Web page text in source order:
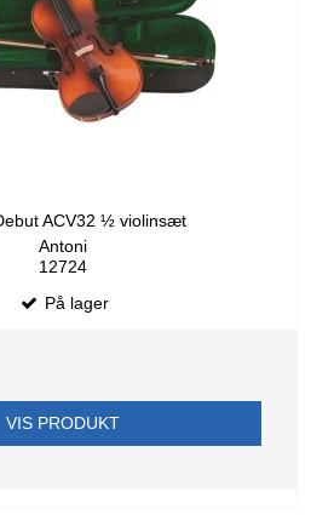
ACV32 ½ violinsæt
Antoni
12724
På lager
VIS PRODUKT